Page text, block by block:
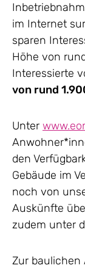
im Internet
sparen
Höhe von
Interessierte
von rund
Unter
den
Gebäude im
noch von
Auskünfte
zudem unter
Zur baulichen